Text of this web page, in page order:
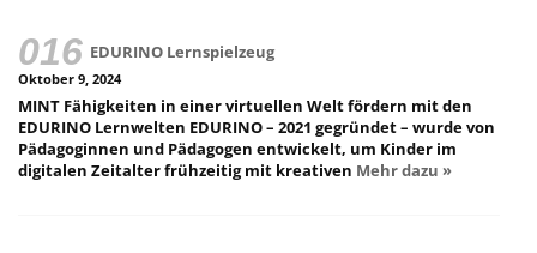
EDURINO Lernspielzeug
Oktober 9, 2024
MINT Fähigkeiten in einer virtuellen Welt fördern mit den
EDURINO Lernwelten EDURINO – 2021 gegründet – wurde von
Pädagoginnen und Pädagogen entwickelt, um Kinder im
digitalen Zeitalter frühzeitig mit kreativen Mehr dazu »